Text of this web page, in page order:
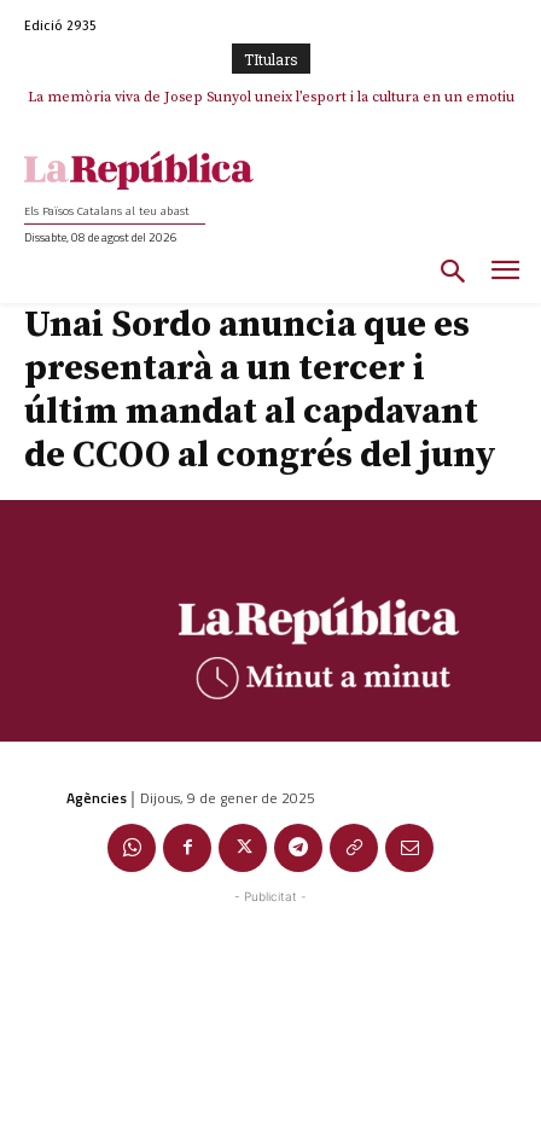
Edició 2935
TItulars
La memòria viva de Josep Sunyol uneix l’esport i la cultura en un emotiu
Els Països Catalans al teu abast
Dissabte, 08 de agost del 2026
Unai Sordo anuncia que es
presentarà a un tercer i
últim mandat al capdavant
de CCOO al congrés del juny
Agències | Dijous, 9 de gener de 2025
- Publicitat -